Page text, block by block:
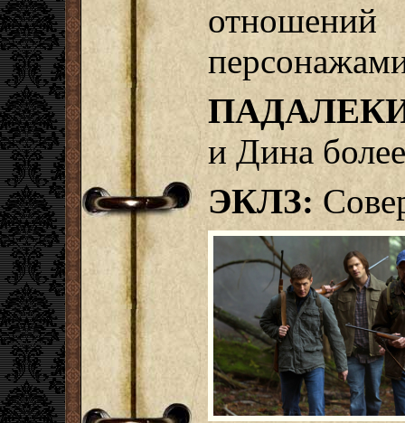
и Дина
ЭКЛЗ: